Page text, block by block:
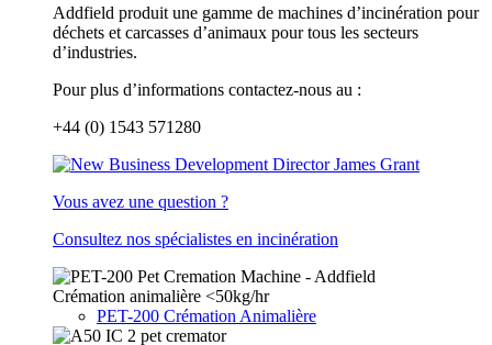
Addfield produit une gamme de machines d’incinération pour
déchets et carcasses d’animaux pour tous les secteurs
d’industries.
Pour plus d’informations contactez-nous au :
+44 (0) 1543 571280
Vous avez une question ?
Consultez nos spécialistes en incinération
Crémation animalière <50kg/hr
PET-200 Crémation Animalière